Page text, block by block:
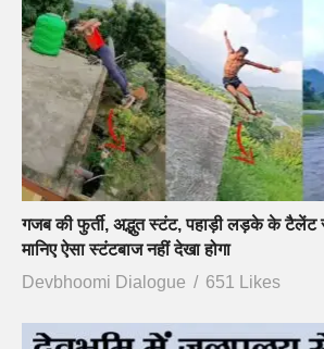
गजब की फुर्ती, अद्भुत स्टंट, पहाड़ी लड़के के टैलेंट
मानिए ऐसा स्टंटबाज नहीं देखा होगा
Devbhoomi Dialogue
651 Likes